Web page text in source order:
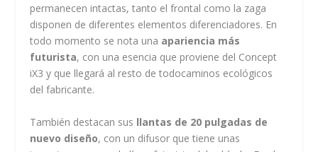
permanecen intactas, tanto el frontal como la zaga
disponen de diferentes elementos diferenciadores. En
todo momento se nota una apariencia más
futurista, con una esencia que proviene del Concept
iX3 y que llegará al resto de todocaminos ecológicos
del fabricante.
También destacan sus llantas de 20 pulgadas de
nuevo diseño, con un difusor que tiene unas